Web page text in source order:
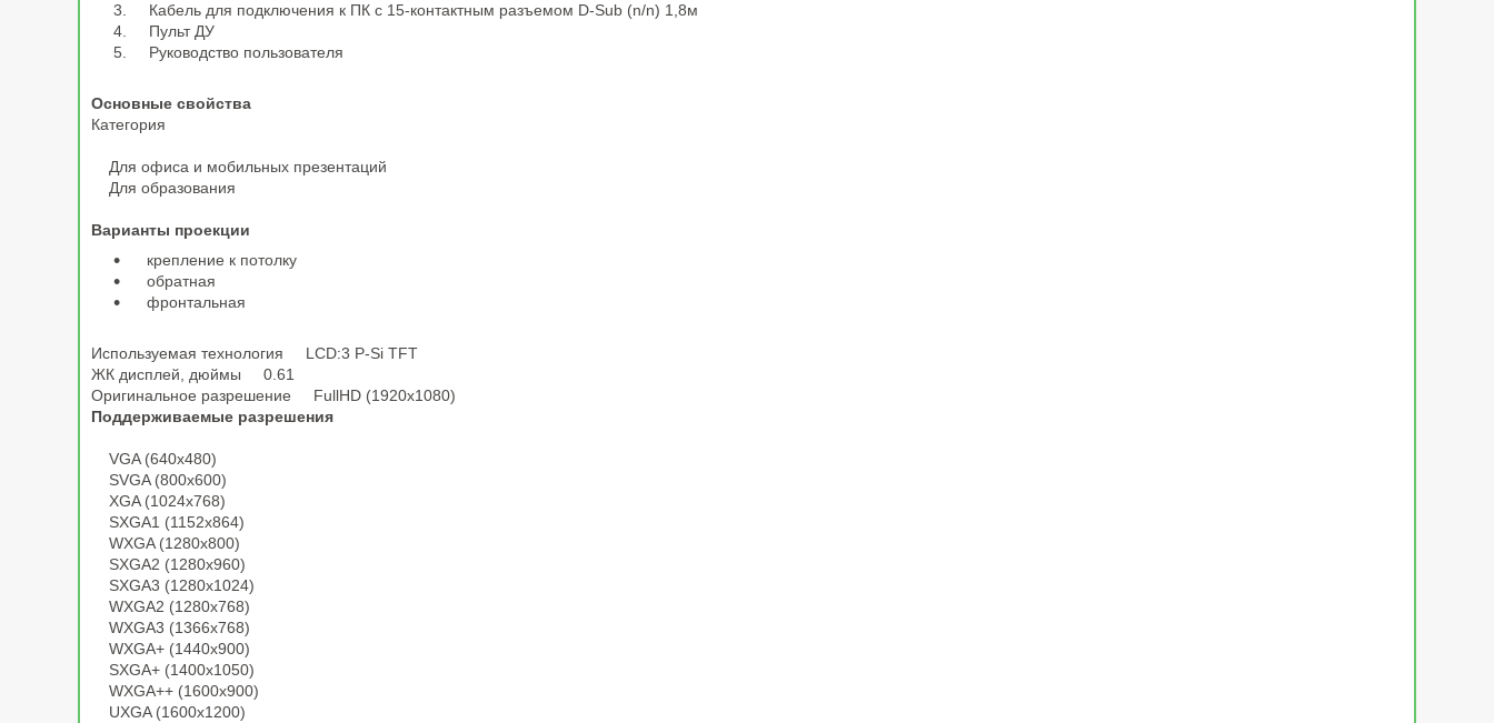
Кабель для подключения к ПК с 15-контактным разъемом D-Sub (n/n) 1,8м
Пульт ДУ
Руководство пользователя
Основные свойства
Категория
Для офиса и мобильных презентаций
Для образования
Варианты проекции
крепление к потолку
обратная
фронтальная
Используемая технология LCD:3 P-Si TFT
ЖК дисплей, дюймы 0.61
Оригинальное разрешение FullHD (1920x1080)
Поддерживаемые разрешения
VGA (640x480)
SVGA (800x600)
XGA (1024x768)
SXGA1 (1152x864)
WXGA (1280x800)
SXGA2 (1280x960)
SXGA3 (1280x1024)
WXGA2 (1280x768)
WXGA3 (1366x768)
WXGA+ (1440x900)
SXGA+ (1400x1050)
WXGA++ (1600x900)
UXGA (1600x1200)